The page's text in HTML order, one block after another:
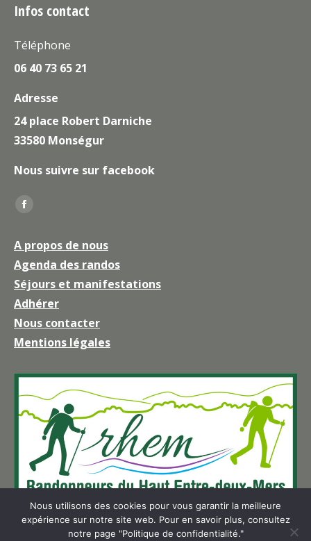
Infos contact
Téléphone
06 40 73 65 21
Adresse
24 place Robert Darniche
33580 Monségur
Nous suivre sur facebook
Trouvez nous sur :
La
Facebook
s'ouvre
dans
une
nouvelle
fenêtre
A propos de nous
Agenda des randos
Séjours et manifestations
Adhérer
Nous contacter
Mentions légales
Nous utilisons des cookies pour vous garantir la meilleure
expérience sur notre site web. Pour en savoir plus, consultez
notre page "Politique de confidentialité."